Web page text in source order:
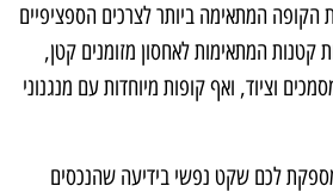
הקופה המתאימה ביותר לצרכים הספציפיים
המתאימות לאחסון מזומנים קטן,
וציוד, ואף קופות מיוחדות עם מנגנוני
לכם שקט נפשי בידיעה שהנכסים